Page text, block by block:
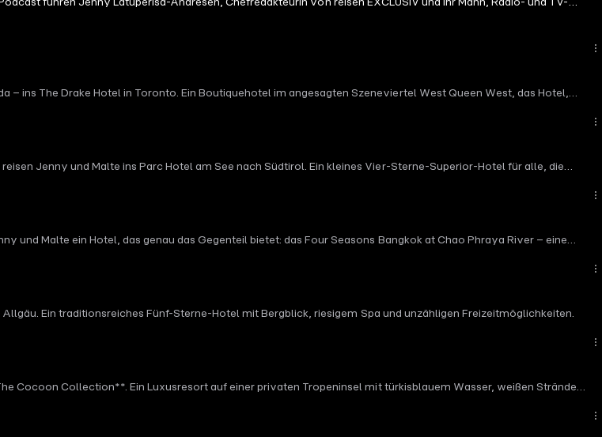
führen Jenny Latuperisa-Andresen, Chefredakteurin von reisen EXCLUSIV und ihr Mann, Radio- und TV-
ins The Drake Hotel in Toronto. Ein Boutiquehotel im angesagten Szeneviertel West Queen West, das Hotel,
Jenny und Malte ins Parc Hotel am See nach Südtirol. Ein kleines Vier-Sterne-Superior-Hotel für alle, die
und Malte ein Hotel, das genau das Gegenteil bietet: das Four Seasons Bangkok at Chao Phraya River – eine
Ein traditionsreiches Fünf-Sterne-Hotel mit Bergblick, riesigem Spa und unzähligen Freizeitmöglichkeiten.
Cocoon Collection**. Ein Luxusresort auf einer privaten Tropeninsel mit türkisblauem Wasser, weißen Stränden